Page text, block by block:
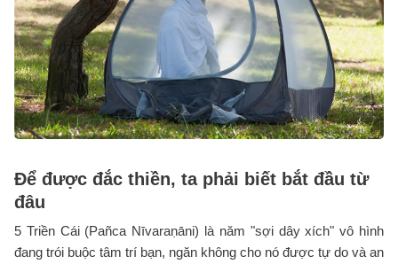
Để được đắc thiền, ta phải biết bắt đầu từ
đâu
5 Triền Cái (Pañca Nīvaraṇāni) là năm "sợi dây xích" vô hình
đang trói buộc tâm trí bạn, ngăn không cho nó được tự do và an